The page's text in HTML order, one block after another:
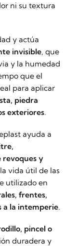
ni su textura
y actúa
invisible, que
y la humedad
que el
para aplicar
piedra
exteriores.
ayuda a
revoques y
vida útil de las
utilizado en
frentes,
a la intemperie.
pincel o
duradera y